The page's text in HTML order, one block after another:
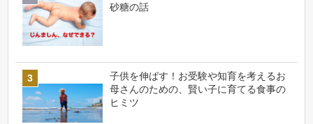
砂糖の話
子供を伸ばす！お受験や知育を考えるお
母さんのための、賢い子に育てる食事の
ヒミツ